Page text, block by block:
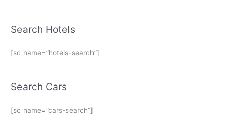
Search Hotels
[sc name=”hotels-search”]
Search Cars
[sc name=”cars-search”]